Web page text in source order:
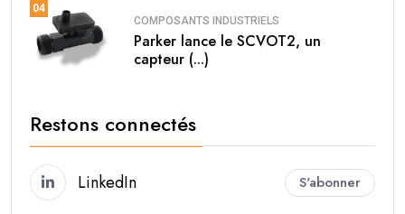
04
COMPOSANTS INDUSTRIELS
Parker lance le SCVOT2, un
capteur (...)
Restons connectés
LinkedIn S'abonner